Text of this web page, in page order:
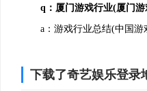
q：厦门游戏行业(厦门游
a：游戏行业总结(中国游
下载了奇艺娱乐登录